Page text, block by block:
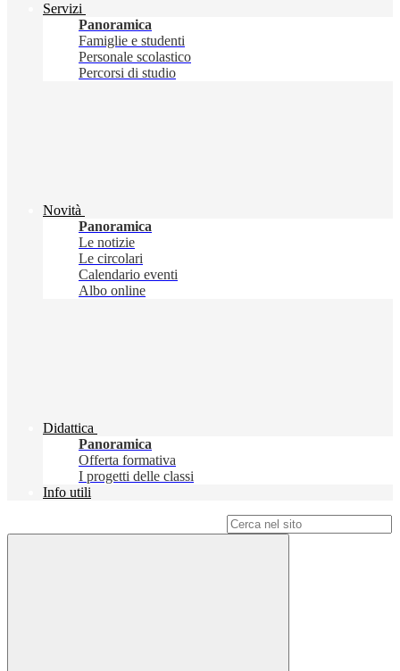
Servizi
Panoramica
Famiglie e studenti
Personale scolastico
Percorsi di studio
Novità
Panoramica
Le notizie
Le circolari
Calendario eventi
Albo online
Didattica
Panoramica
Offerta formativa
I progetti delle classi
Info utili